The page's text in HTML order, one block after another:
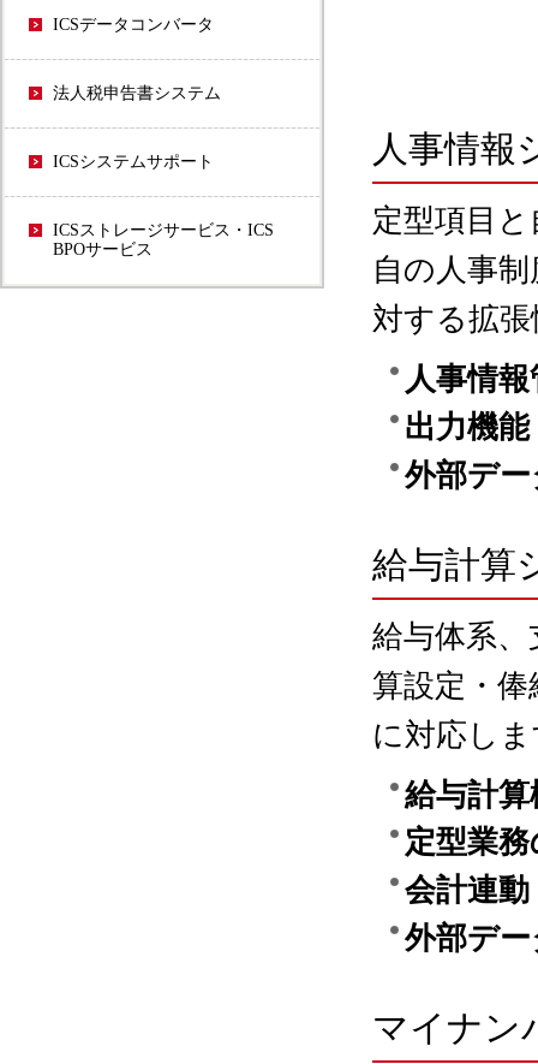
ICSデータコンバータ
法人税申告書システム
ICSシステムサポート
ICSストレージサービス・ICS
BPOサービス
人事情報
定型項目
自の人事
対する拡
人事情
出力機
外部デ
給与計算
給与体系
算設定・
に対応し
給与計算
定型業
会計連動
外部デ
マイナン